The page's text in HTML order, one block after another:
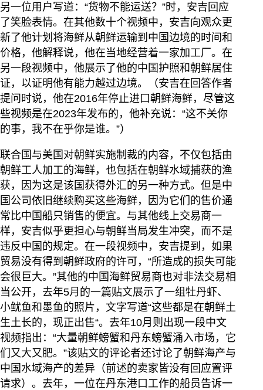
另一位用户写道：“货物不能运送？”时，安吉回应
了笑脸表情。在其他数十个视频中，安吉向观众更
新了他计划将海鲜从朝鲜运输到中国边境的时间和
价格，他解释说，他在当地经营着一家加工厂。在
另一段视频中，他展示了他的中国护照和朝鲜居住
证，以证明他有能力越过边境。（安吉在回答作者
提问时说，他在2016年停止进口朝鲜海鲜，尽管这
些视频是在2023年发布的，他补充说：“这不关你
的事，我不在乎你是谁。”）
联合国与美国对朝鲜实施制裁的内容，不仅包括由
朝鲜工人加工的海鲜，也包括在朝鲜水域捕获的渔
获，因为这是该国获得外汇的另一种方式。但是中
国公司依旧继续购买这些海鲜，因为它们的售价通
常比中国船只销售的便宜。与其他线上交易商一
样，安吉似乎更担心与朝鲜当局发生冲突，而不是
违反中国的规定。在一段视频中，安吉提到，如果
贸易没有得到朝鲜政府的许可，“所造成的损失可能
会很巨大。”其他的中国海鲜贸易商也对非法交易相
当公开，去年5月的一篇贴文展示了一组牡丹虾、
小鱿鱼和墨鱼的照片，文字写道“这些都是在朝鲜土
生土长的，现正出售“。去年10月则出现一段中文
视频指出：“大量朝鲜螃蟹和丹东螃蟹涌入市场，它
们又大又肥。”该贴文的评论者还讨论了朝鲜海产与
中国水域海产的差异（前述的卖家皆没有回应置评
请求）。去年，一位在丹东港口工作的船员告诉一